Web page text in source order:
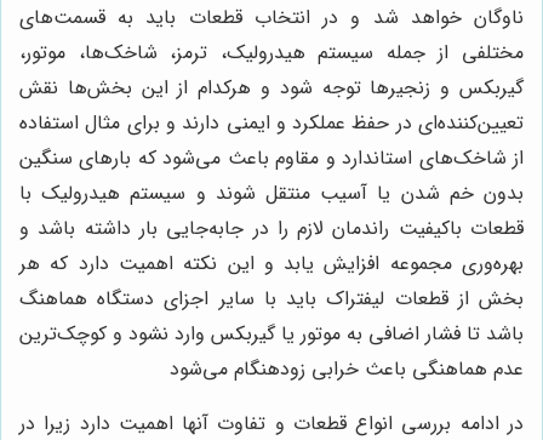
ناوگان خواهد شد و در انتخاب قطعات باید به قسمت‌های
مختلفی از جمله سیستم هیدرولیک، ترمز، شاخک‌ها، موتور،
گیربکس و زنجیرها توجه شود و هرکدام از این بخش‌ها نقش
تعیین‌کننده‌ای در حفظ عملکرد و ایمنی دارند و برای مثال استفاده
از شاخک‌های استاندارد و مقاوم باعث می‌شود که بارهای سنگین
بدون خم شدن یا آسیب منتقل شوند و سیستم هیدرولیک با
قطعات باکیفیت راندمان لازم را در جابه‌جایی بار داشته باشد و
بهره‌وری مجموعه افزایش یابد و این نکته اهمیت دارد که هر
بخش از قطعات لیفتراک باید با سایر اجزای دستگاه هماهنگ
باشد تا فشار اضافی به موتور یا گیربکس وارد نشود و کوچک‌ترین
عدم هماهنگی باعث خرابی زودهنگام می‌شود
در ادامه بررسی انواع قطعات و تفاوت آنها اهمیت دارد زیرا در